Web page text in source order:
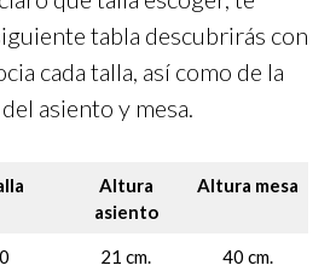
tabla descubrirás con
cada talla, así como de la
asiento y mesa.
Altura
asiento
Altura mesa
0 21 cm. 40 cm.